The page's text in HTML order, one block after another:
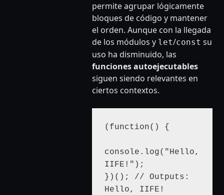
permite agrupar lógicamente
bloques de código y mantener
el orden. Aunque con la llegada
de los módulos y let/const su
uso ha disminuido, las
funciones autoejecutables
siguen siendo relevantes en
ciertos contextos.
(function() {
console.log("Hello,
IIFE!");
})(); // Outputs:
Hello, IIFE!